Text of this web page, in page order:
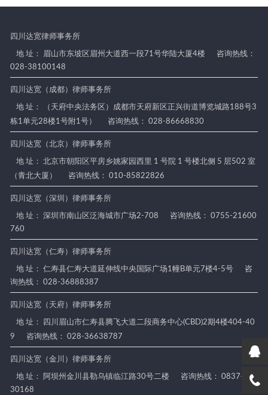
四川达宽律师事务所
地 址： 眉山市东坡区眉州大道西一段71号华陆大厦4楼
咨询热线：
028-38100148
四川达宽（成都）律师事务所
地 址： （天府中央法务区）成都市天府新区正兴街道博览城路188号3
栋1单元28楼1号附1号）
咨询热线： 028-86668830
四川达宽（北京）律师事务所
地 址： 北京市朝阳区平房乡姚家园西里 1 号院 1 号楼北侧 5 层502 室
（青北大厦）
咨询热线： 010-85822826
四川达宽（深圳）律师事务所
地 址： 深圳市南山区泛海城市广场2-708
咨询热线： 0755-21600
760
四川达宽（仁寿）律师事务所
地 址： 仁寿县仁寿大道延伸线中央国际广场1幢B单元7楼4-5号
咨
询热线： 028-36888387
四川达宽（天府）律师事务所
地 址： 四川眉山市仁寿县腾飞大道二段商务中心(CBD)2期4楼404-40
9
咨询热线： 028-36638787
四川达宽（金川）律师事务所
地 址： 阿坝州金川县勒乌镇临江路30号二楼
咨询热线： 0837-88
30168